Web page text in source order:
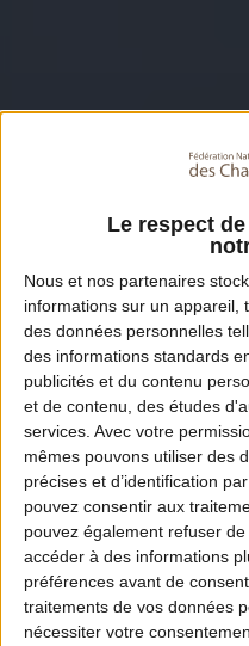
Le respect
Nous et nos partenaires
informations sur un appareil,
des données personnelles
des informations standards
publicités et du contenu
et de contenu, des études
services. Avec votre
mêmes pouvons utiliser des
précises et d’identification
pouvez consentir aux
pouvez également refuser
accéder à des informations
préférences avant de
traitements de vos données
nécessiter votre